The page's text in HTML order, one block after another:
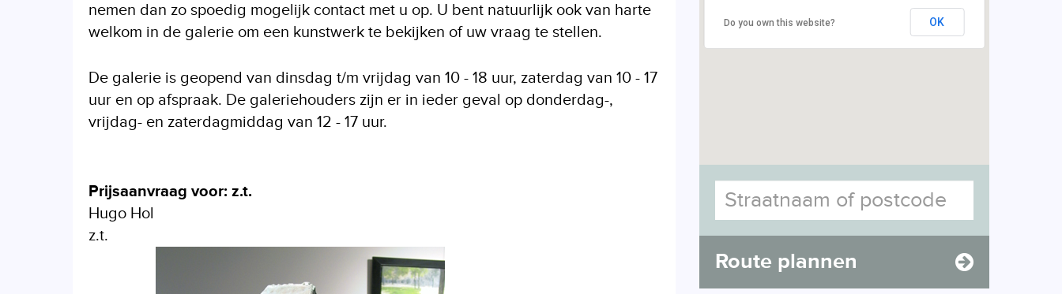
nemen dan zo spoedig mogelijk contact met u op. U bent natuurlijk ook van harte
welkom in de galerie om een kunstwerk te bekijken of uw vraag te stellen.
De galerie is geopend van dinsdag t/m vrijdag van 10 - 18 uur, zaterdag van 10 - 17
uur en op afspraak. De galeriehouders zijn er in ieder geval op donderdag-,
vrijdag- en zaterdagmiddag van 12 - 17 uur.
Prijsaanvraag voor: z.t.
Hugo Hol
z.t.
Do you own this website? OK
Route plannen